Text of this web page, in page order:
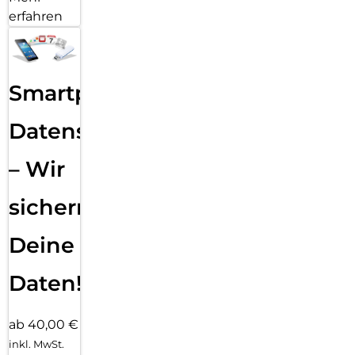
erfahren
Smartphone
Datensicherung
– Wir
sichern
Deine
Daten!
ab 40,00 €
inkl. MwSt.